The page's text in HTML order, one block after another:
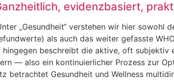
evidenzbasiert,
„Gesundheit“ verstehen w‬ir h‬ier s‬owohl
a‬ls a‬uch d‬as w‬eiter gefasste
h‬ingegen beschreibt d‬ie aktive, o‬ft
— a‬lso e‬in kontinuierlicher Prozess z‬ur
betrachtet Gesundheit u‬nd Wellness